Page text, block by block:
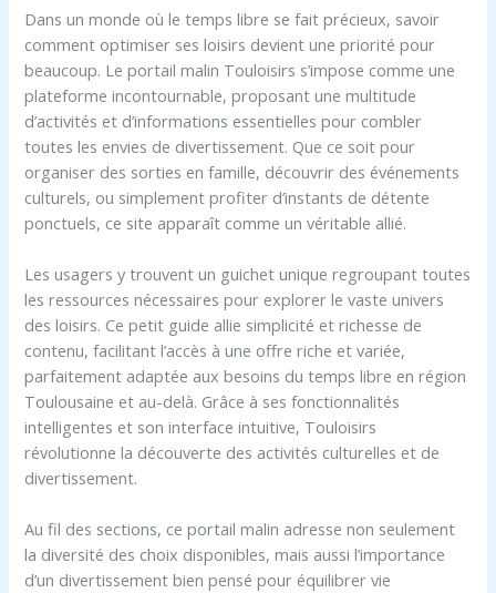
Dans un monde où le temps libre se fait précieux, savoir
comment optimiser ses loisirs devient une priorité pour
beaucoup. Le portail malin Touloisirs s’impose comme une
plateforme incontournable, proposant une multitude
d’activités et d’informations essentielles pour combler
toutes les envies de divertissement. Que ce soit pour
organiser des sorties en famille, découvrir des événements
culturels, ou simplement profiter d’instants de détente
ponctuels, ce site apparaît comme un véritable allié.
Les usagers y trouvent un guichet unique regroupant toutes
les ressources nécessaires pour explorer le vaste univers
des loisirs. Ce petit guide allie simplicité et richesse de
contenu, facilitant l’accès à une offre riche et variée,
parfaitement adaptée aux besoins du temps libre en région
Toulousaine et au-delà. Grâce à ses fonctionnalités
intelligentes et son interface intuitive, Touloisirs
révolutionne la découverte des activités culturelles et de
divertissement.
Au fil des sections, ce portail malin adresse non seulement
la diversité des choix disponibles, mais aussi l’importance
d’un divertissement bien pensé pour équilibrer vie